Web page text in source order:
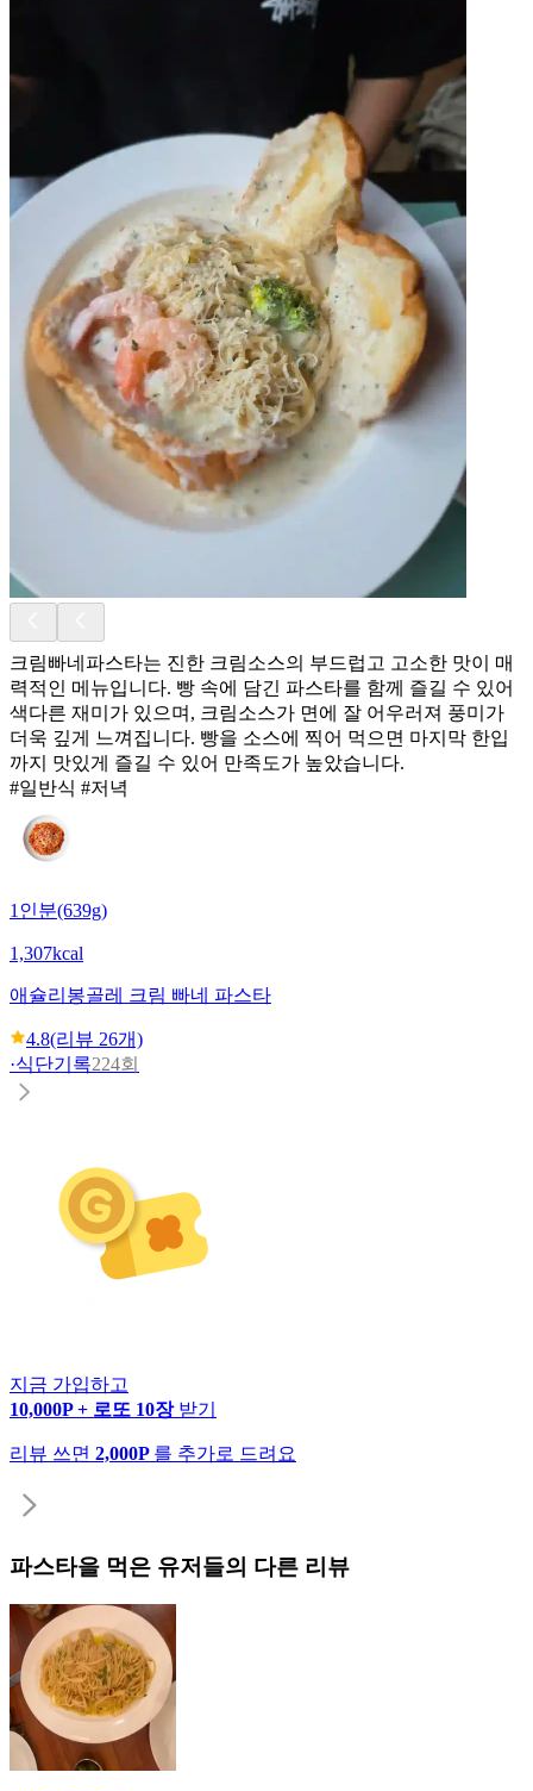
크림빠네파스타는 진한 크림소스의 부드럽고 고소한 맛이 매
력적인 메뉴입니다. 빵 속에 담긴 파스타를 함께 즐길 수 있어
색다른 재미가 있으며, 크림소스가 면에 잘 어우러져 풍미가
더욱 깊게 느껴집니다. 빵을 소스에 찍어 먹으면 마지막 한입
까지 맛있게 즐길 수 있어 만족도가 높았습니다.
#일반식 #저녁
1인분(639g)
1,307kcal
애슐리 봉골레 크림 빠네 파스타
4.8(리뷰 26개)
·식단기록224회
지금 가입하고
10,000P + 로또 10장 받기
리뷰 쓰면 2,000P 를 추가로 드려요
파스타을 먹은 유저들의 다른 리뷰